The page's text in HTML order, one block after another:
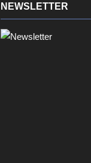
NEWSLETTER